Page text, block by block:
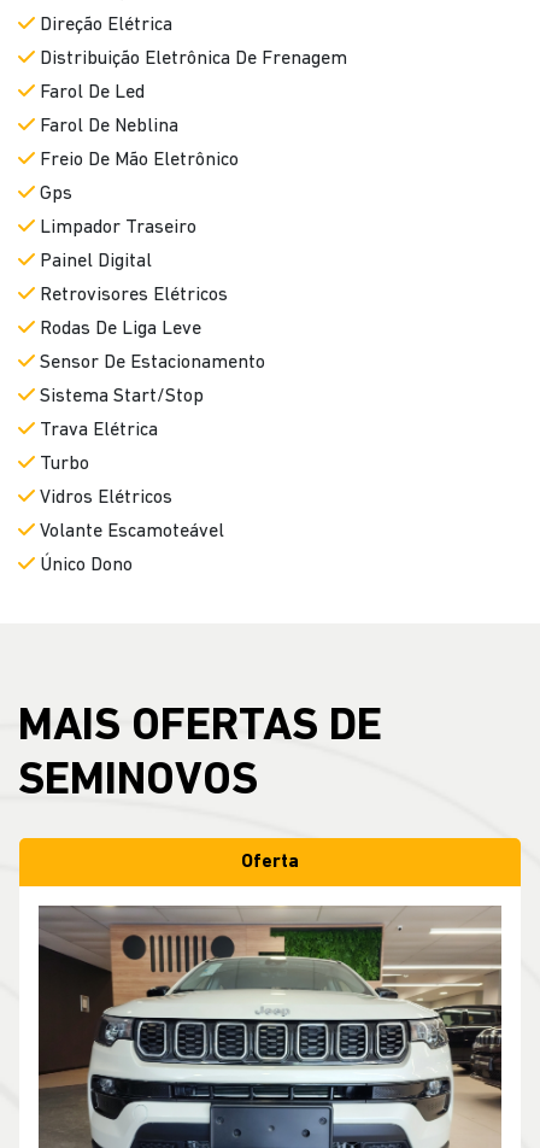
Direção Elétrica
Distribuição Eletrônica De Frenagem
Farol De Led
Farol De Neblina
Freio De Mão Eletrônico
Gps
Limpador Traseiro
Painel Digital
Retrovisores Elétricos
Rodas De Liga Leve
Sensor De Estacionamento
Sistema Start/Stop
Trava Elétrica
Turbo
Vidros Elétricos
Volante Escamoteável
Único Dono
MAIS OFERTAS DE
SEMINOVOS
Oferta